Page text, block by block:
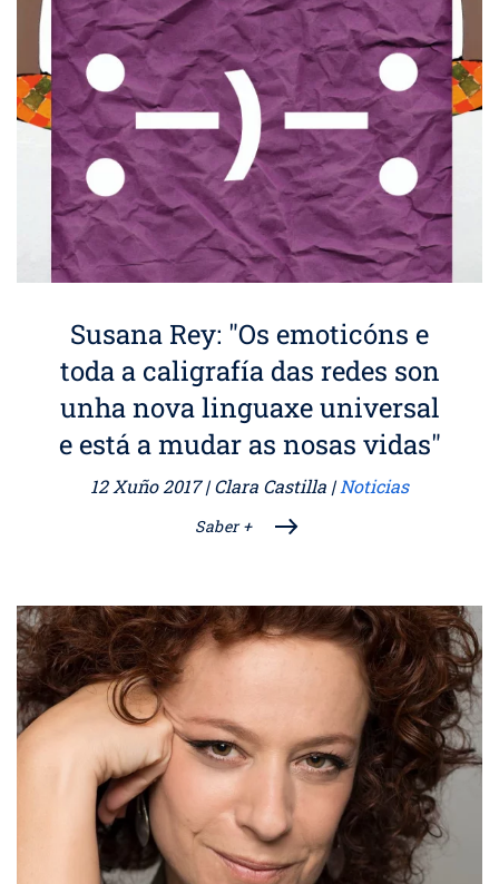
Susana Rey: "Os emoticóns e
toda a caligrafía das redes son
unha nova linguaxe universal
e está a mudar as nosas vidas"
12 Xuño 2017| Clara Castilla |Noticias
Saber +